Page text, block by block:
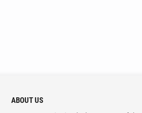
ABOUT US